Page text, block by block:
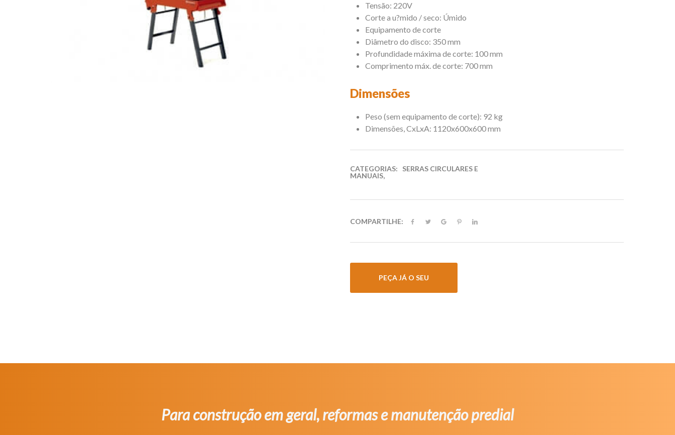
Tensão: 220V
Corte a u?mido / seco: Úmido
Equipamento de corte
Diâmetro do disco: 350 mm
Profundidade máxima de corte: 100 mm
Comprimento máx. de corte: 700 mm
Dimensões
Peso (sem equipamento de corte): 92 kg
Dimensões, CxLxA: 1120x600x600 mm
CATEGORIAS:
SERRAS CIRCULARES E
MANUAIS,
COMPARTILHE:
PEÇA JÁ O SEU
Para construção em geral, reformas e manutenção predial